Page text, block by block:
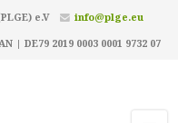
e.V
info@plge.eu
| DE79 2019 0003 0001 9732 07